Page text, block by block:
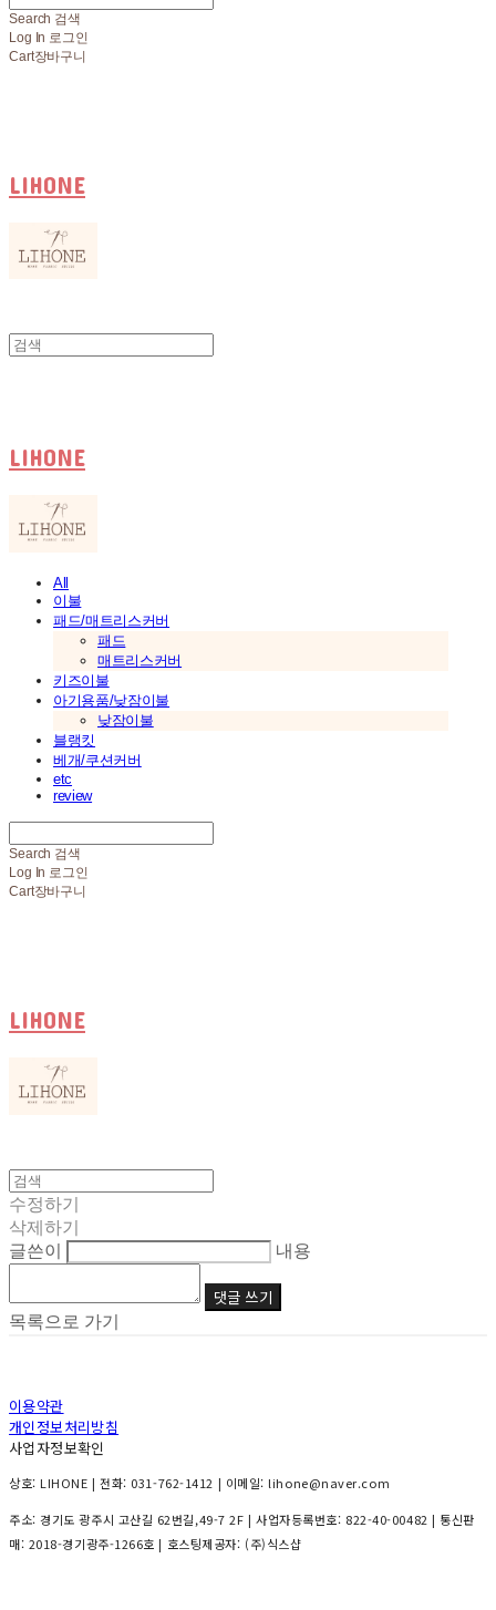
Search 검색
Log In 로그인
Cart장바구니
LIHONE
LIHONE
All
이불
패드/매트리스커버
패드
매트리스커버
키즈이불
아기용품/낮잠이불
낮잠이불
블랭킷
베개/쿠션커버
etc
review
Search 검색
Log In 로그인
Cart장바구니
LIHONE
수정하기
삭제하기
글쓴이
내용
댓글 쓰기
목록으로 가기
이용약관
개인정보처리방침
사업자정보확인
상호: LIHONE | 전화: 031-762-1412 | 이메일: lihone@naver.com
주소: 경기도 광주시 고산길 62번길,49-7 2F | 사업자등록번호: 822-40-00482 | 통신판
매: 2018-경기광주-1266호 | 호스팅제공자: (주)식스샵